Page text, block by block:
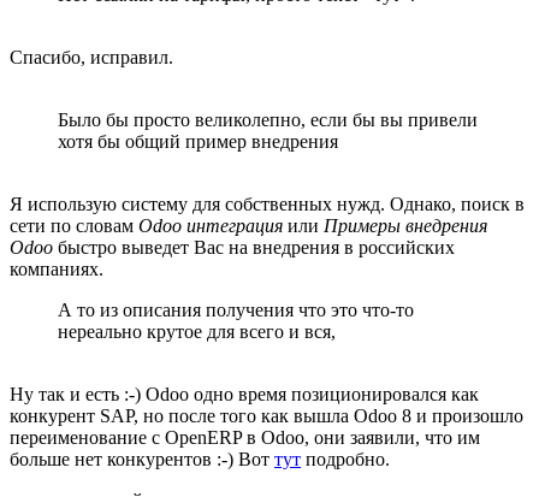
Спасибо, исправил.
Было бы просто великолепно, если бы вы привели
хотя бы общий пример внедрения
Я использую систему для собственных нужд. Однако, поиск в
сети по словам Odoo интеграция или Примеры внедрения
Odoo быстро выведет Вас на внедрения в российских
компаниях.
А то из описания получения что это что-то
нереально крутое для всего и вся,
Ну так и есть :-) Odoo одно время позиционировался как
конкурент SAP, но после того как вышла Odoo 8 и произошло
переименование с OpenERP в Odoo, они заявили, что им
больше нет конкурентов :-) Вот тут подробно.